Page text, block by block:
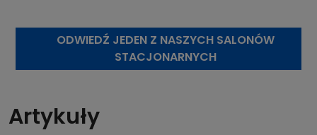
ODWIEDŹ JEDEN Z NASZYCH SALONÓW
STACJONARNYCH
Artykuły